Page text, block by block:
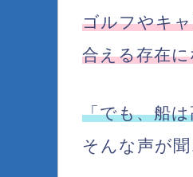
ゴルフやキ
合える存在
「でも、船
そんな声が